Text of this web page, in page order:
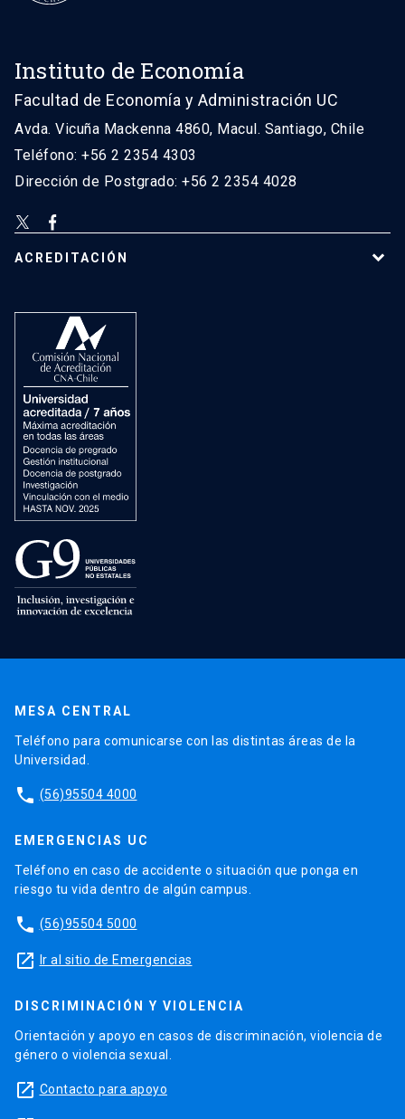
Instituto de Economía
Facultad de Economía y Administración UC
Avda. Vicuña Mackenna 4860, Macul. Santiago, Chile
Teléfono: +56 2 2354 4303
Dirección de Postgrado: +56 2 2354 4028
ACREDITACIÓN
MESA CENTRAL
Teléfono para comunicarse con las distintas áreas de la
Universidad.
phone (56)95504 4000
EMERGENCIAS UC
Teléfono en caso de accidente o situación que ponga en
riesgo tu vida dentro de algún campus.
phone (56)95504 5000
launch Ir al sitio de Emergencias
DISCRIMINACIÓN Y VIOLENCIA
Orientación y apoyo en casos de discriminación, violencia de
género o violencia sexual.
launch Contacto para apoyo